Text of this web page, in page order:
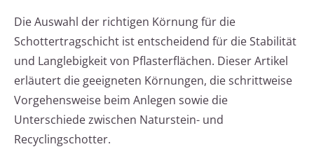
Die Auswahl der richtigen Körnung für die
Schottertragschicht ist entscheidend für die Stabilität
und Langlebigkeit von Pflasterflächen. Dieser Artikel
erläutert die geeigneten Körnungen, die schrittweise
Vorgehensweise beim Anlegen sowie die
Unterschiede zwischen Naturstein- und
Recyclingschotter.